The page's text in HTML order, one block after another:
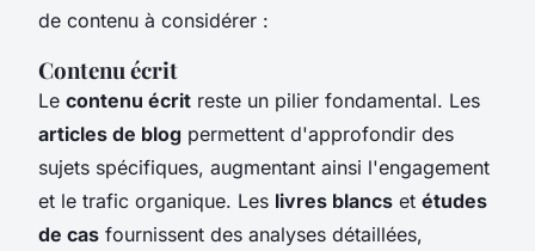
de contenu à considérer :
Contenu écrit
Le contenu écrit reste un pilier fondamental. Les
articles de blog permettent d'approfondir des
sujets spécifiques, augmentant ainsi l'engagement
et le trafic organique. Les livres blancs et études
de cas fournissent des analyses détaillées,